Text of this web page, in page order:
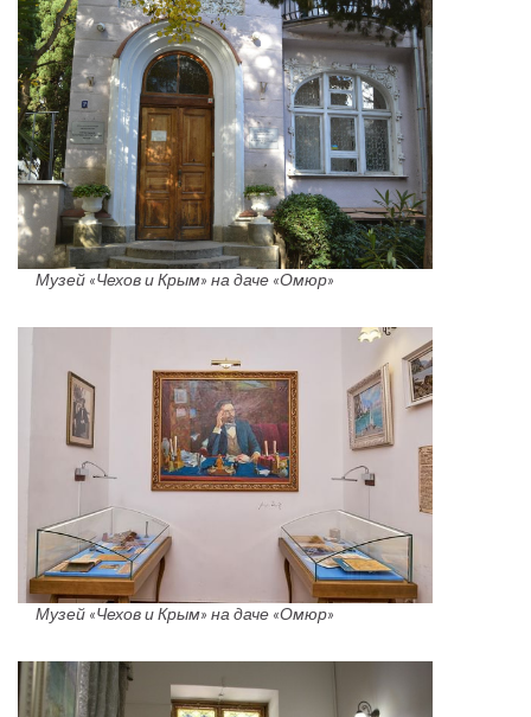
Музей «Чехов и Крым» на даче «Омюр»
Музей «Чехов и Крым» на даче «Омюр»